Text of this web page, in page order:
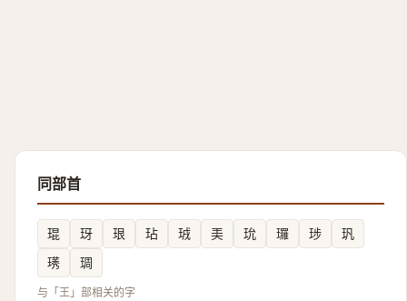
同部首
琨 玡 珢 玷 珬 㺯 玧 㼈 㻉
㺬
璓
琱
与「王」部相关的字